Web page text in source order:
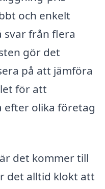
och enkelt
svar från flera
gör det
på att jämföra
för att
efter olika företag
det kommer till
det alltid klokt att